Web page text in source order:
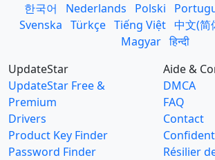
한국어
Nederlands Polski
Svenska Türkçe Tiếng Việt 中文(简
Magyar हिन्दी
UpdateStar
UpdateStar Free &
Premium
Drivers
Product Key Finder
Password Finder
Aide &
DMCA
FAQ
Contact
Résilier